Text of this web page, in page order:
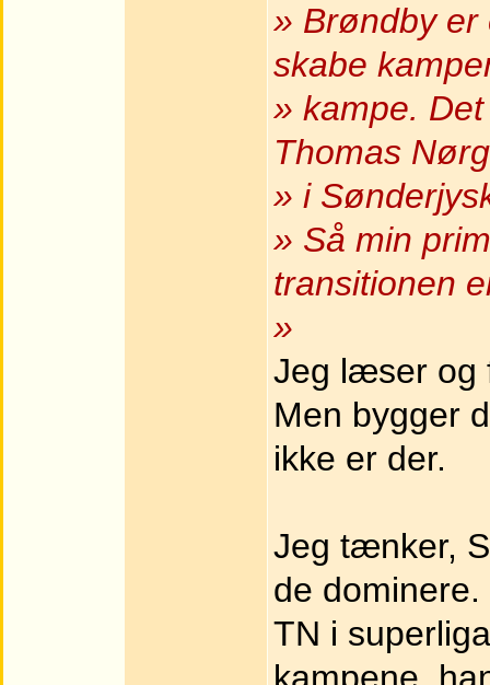
» Brøndby er
skabe
» kampe.
Thomas
» i
» Så min
transitionen
»
Jeg læser og
Men bygger
ikke er der.
Jeg tænker,
de
TN i